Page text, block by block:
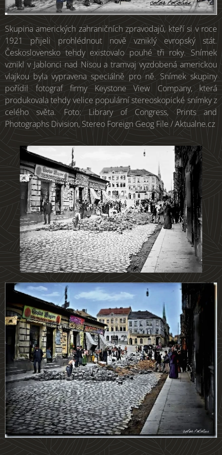
Skupina amerických zahraničních zpravodajů, kteří si v roce
1921 přijeli prohlédnout nově vzniklý evropský stát.
Československo tehdy existovalo pouhé tři roky. Snímek
vznikl v Jablonci nad Nisou a tramvaj vyzdobená americkou
vlajkou byla vypravena speciálně pro ně. Snímek skupiny
pořídil fotograf firmy Keystone View Company, která
produkovala tehdy velice populární stereoskopické snímky z
celého světa. Foto: Library of Congress, Prints and
Photographs Division, Stereo Foreign Geog File / Aktualne.cz